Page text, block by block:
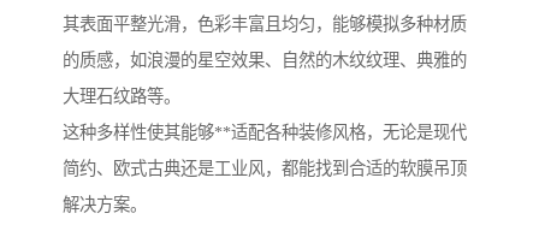
其表面平整光滑，色彩丰富且均匀，能够模拟多种材质
的质感，如浪漫的星空效果、自然的木纹纹理、典雅的
大理石纹路等。
这种多样性使其能够**适配各种装修风格，无论是现代
简约、欧式古典还是工业风，都能找到合适的软膜吊顶
解决方案。